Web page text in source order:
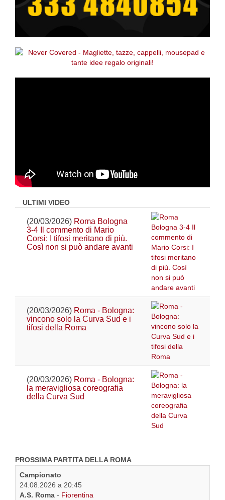
ULTIMI VIDEO
(20/03/2026) Roma Bologna
3-4 Il commento di Mario
Corsi: I tifosi meritano di più.
Così non si può andare avanti
(20/03/2026) Roma - Bologna:
vincono solo la Curva Sud e i
tifosi della Roma
(20/03/2026) Roma - Bologna:
la meravigliosa coreografia
della Curva Sud
PROSSIMA PARTITA DELLA ROMA
Campionato
24.08.2026 a 20:45
A.S. Roma - Fiorentina